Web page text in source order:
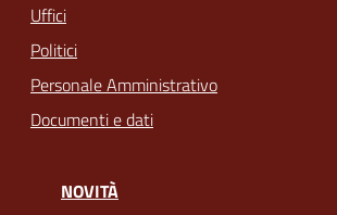
Uffici
Politici
Personale Amministrativo
Documenti e dati
NOVITÀ